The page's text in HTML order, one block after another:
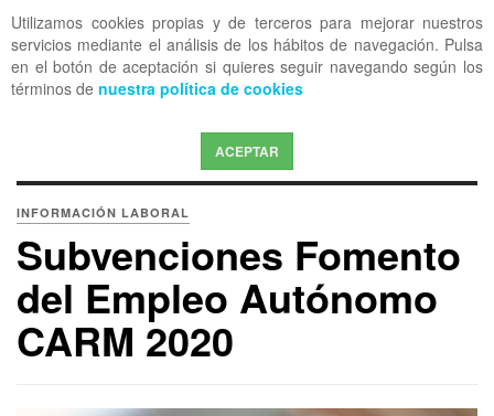
Utilizamos cookies propias y de terceros para mejorar nuestros
servicios mediante el análisis de los hábitos de navegación. Pulsa
en el botón de aceptación si quieres seguir navegando según los
términos de nuestra política de cookies
ACEPTAR
OFF CANVAS
INFORMACIÓN LABORAL
Subvenciones Fomento
del Empleo Autónomo
CARM 2020